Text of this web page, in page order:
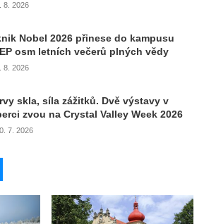
8. 2026
Nobel 2026 přinese do kampusu
osm letních večerů plných vědy
8. 2026
skla, síla zážitků. Dvě výstavy v
zvou na Crystal Valley Week 2026
7. 2026